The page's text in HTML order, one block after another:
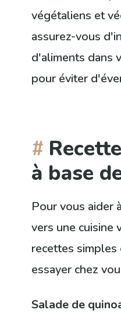
végétaliens et
assurez-vous
d'aliments dans
pour éviter
à base
Pour vous aider
vers une cuisine
recettes simples
essayer chez
Salade de